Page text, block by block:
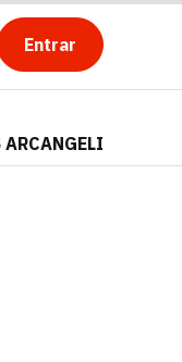
Entrar
ARCANGELI